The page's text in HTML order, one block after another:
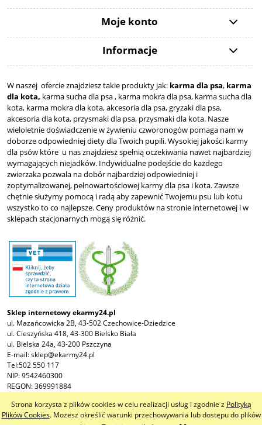
Strona korzysta z plików cookies w celu realizacji usług i zgodnie z Polityką
Plików Cookies. Możesz określić warunki przechowywania lub dostępu do plików
Moje konto
Informacje
W naszej ofercie znajdziesz takie produkty jak: karma dla psa, karma
dla kota, karma sucha dla psa , karma mokra dla psa, karma sucha dla
kota, karma mokra dla kota, akcesoria dla psa, gryzaki dla psa,
akcesoria dla kota, przysmaki dla psa, przysmaki dla kota. Nasze
wieloletnie doświadczenie w żywieniu czworonogów pomaga nam w
doborze odpowiedniej diety dla Twoich pupili. Wysokiej jakości karmy
dla psów które u nas znajdziesz spełnią oczekiwania nawet najbardziej
wymagających niejadków. Indywidualne podejście do każdego
zwierzaka pozwala na dobór najbardziej odpowiedniej i
zoptymalizowanej, pełnowartościowej karmy dla psa i kota. Zawsze
chętnie służymy pomocą i radą aby zapewnić Twojemu psu lub kotu
wszystko to co najlepsze. Ceny produktów na stronie internetowej i w
sklepach stacjonarnych mogą się różnić.
Sklep internetowy ekarmy24.pl
ul. Mazańcowicka 2B, 43-502 Czechowice-Dziedzice
ul. Cieszyńska 418, 43-300 Bielsko Biała
ul. Bielska 24a, 43-200 Pszczyna
E-mail:sklep@ekarmy24.pl
Tel:502 550 117
NIP: 9542460300
REGON: 369991884
pokaż pełną wersję strony